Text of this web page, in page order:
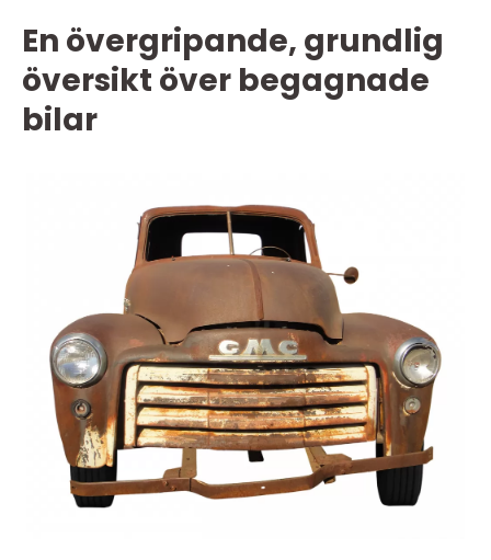
En övergripande, grundlig
översikt över begagnade
bilar